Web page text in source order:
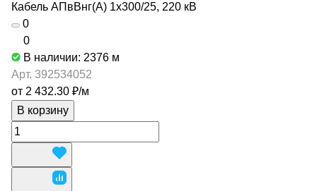
Кабель АПвВнг(А) 1х300/25, 220 кВ
0
0
В наличии: 2376 м
Арт. 392534052
от 2 432.30 ₽/м
В корзину